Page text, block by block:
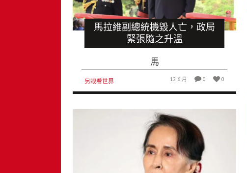
馬拉維副總統機毀人亡，政局
緊張隨之升溫
馬
另眼看世界 12 6 月 0 0